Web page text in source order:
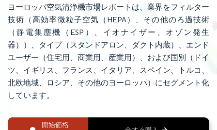
ヨーロッパ空気清浄機市場レポートは、業界をフィルター
技術（高効率微粒子空気（HEPA）、その他のろ過技術
（静電集塵機（ESP）、イオナイザー、オゾン発生
器））、タイプ（スタンドアロン、ダクト内蔵）、エンド
ユーザー（住宅用、商業用、産業用）、および国別（ドイ
ツ、イギリス、フランス、イタリア、スペイン、トルコ、
北欧地域、ロシア、その他のヨーロッパ）にセグメント化
しています。